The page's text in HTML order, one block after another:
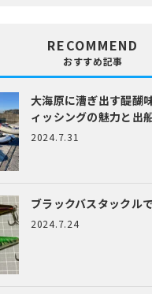
RECOMMEND
おすすめ記事
大海原に漕ぎ出す醍醐
ィッシングの魅力と出
2024.7.31
ブラックバスタックル
2024.7.24